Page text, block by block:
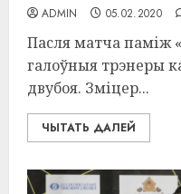
ADMIN 05.02.2020
Пасля матча паміж
галоўныя трэнеры
двубоя. Зміцер...
ЧЫТАТЬ ДАЛЕЙ